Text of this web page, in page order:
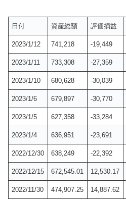
日付 資産総額 評価損益
2023/1/12 741,218 -19,449
2023/1/11 733,308 -27,359
2023/1/10 680,628 -30,039
2023/1/6 679,897 -30,770
2023/1/5 627,358 -33,284
2023/1/4 636,951 -23,691
2022/12/30 638,249 -22,392
2022/12/15 672,545.01 12,530.17
2022/11/30 474,907.25 14,887.62